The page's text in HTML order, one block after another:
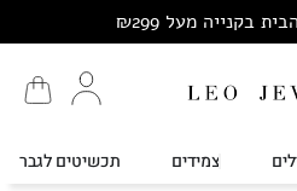
בקנייה מעל ₪299
צמידים תכשיטים לגבר